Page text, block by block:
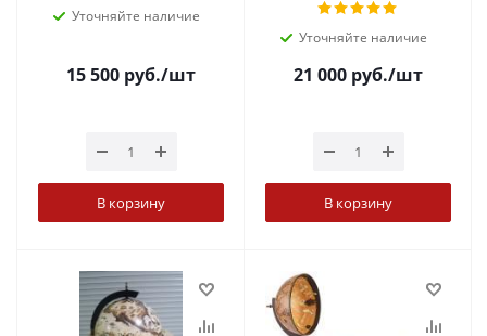
Уточняйте наличие
15 500 руб./шт
В корзину
Уточняйте наличие
21 000 руб./шт
В корзину